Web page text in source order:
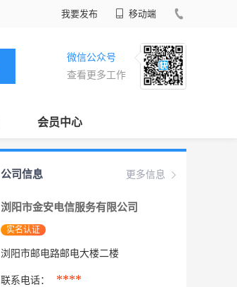
我要发布 移动端
微信公众号
查看更多工作
会员中心
更多信息
公司信息
浏阳市金安电信服务有限公司
实名认证
浏阳市邮电路邮电大楼二楼
联系电话： ****